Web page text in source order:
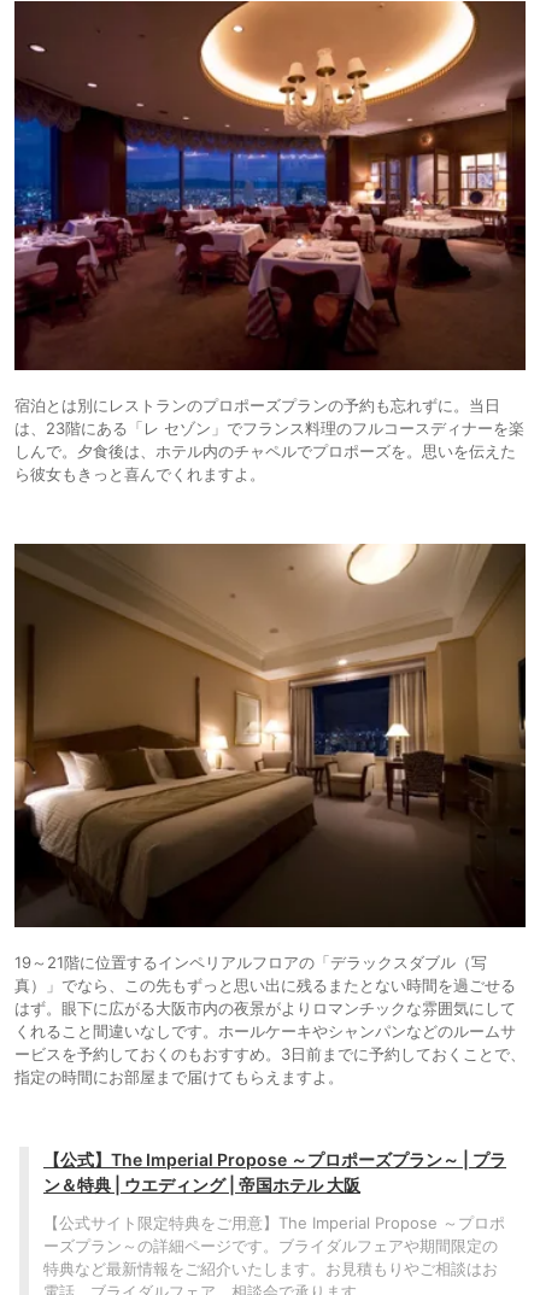
宿泊とは別にレストランのプロポーズプランの予約も忘れずに。当日
は、23階にある「レ セゾン」でフランス料理のフルコースディナーを楽
しんで。夕食後は、ホテル内のチャペルでプロポーズを。思いを伝えた
ら彼女もきっと喜んでくれますよ。
19～21階に位置するインペリアルフロアの「デラックスダブル（写
真）」でなら、この先もずっと思い出に残るまたとない時間を過ごせる
はず。眼下に広がる大阪市内の夜景がよりロマンチックな雰囲気にして
くれること間違いなしです。ホールケーキやシャンパンなどのルームサ
ービスを予約しておくのもおすすめ。3日前までに予約しておくことで、
指定の時間にお部屋まで届けてもらえますよ。
【公式】The Imperial Propose ～プロポーズプラン～ | プラ
ン＆特典 | ウエディング | 帝国ホテル 大阪
【公式サイト限定特典をご用意】The Imperial Propose ～プロポ
ーズプラン～の詳細ページです。ブライダルフェアや期間限定の
特典など最新情報をご紹介いたします。お見積もりやご相談はお
電話、ブライダルフェア、相談会で承ります。